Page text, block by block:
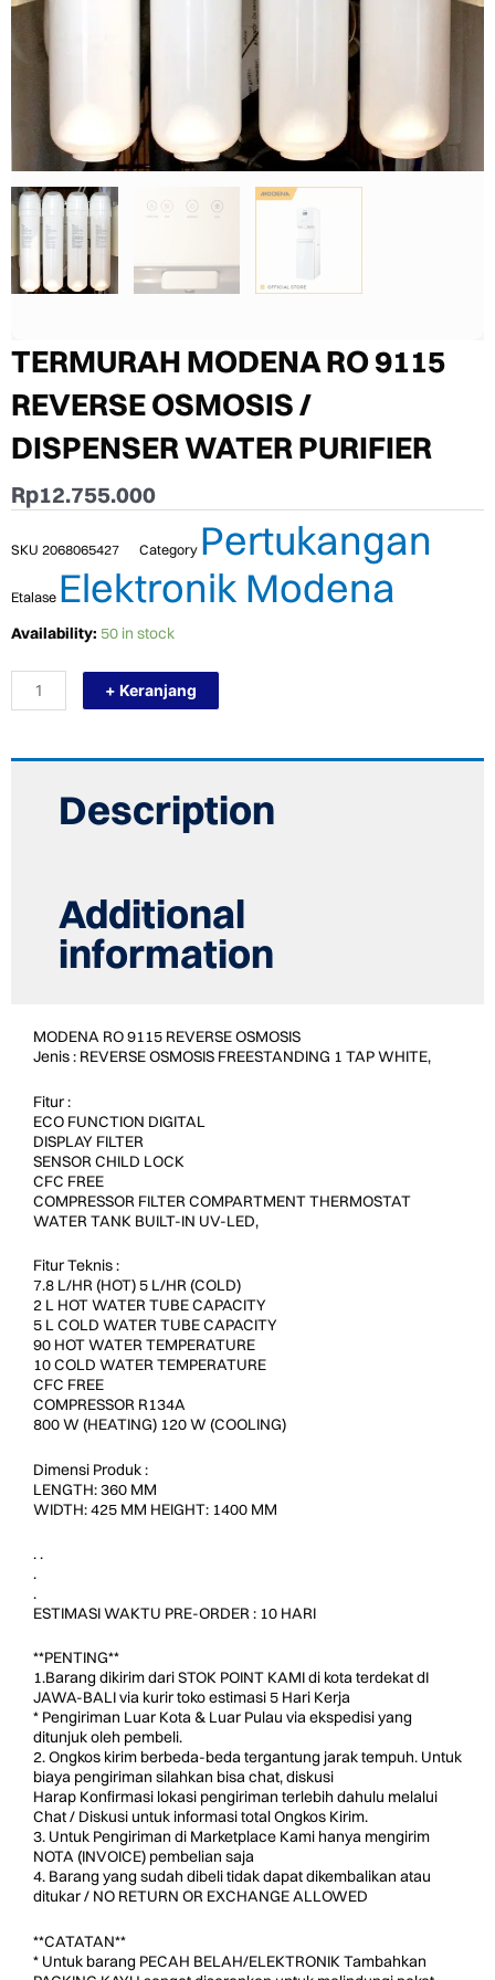
TERMURAH MODENA RO 9115
REVERSE OSMOSIS /
DISPENSER WATER PURIFIER
Rp12.755.000
SKU 2068065427 Category Pertukangan
Etalase Elektronik Modena
Availability: 50 in stock
TERMURAH
RO
9115
REVERSE
+ Keranjang
Description
Additional
information
MODENA RO 9115 REVERSE OSMOSIS
Jenis : REVERSE OSMOSIS FREESTANDING 1 TAP WHITE,
Fitur :
ECO FUNCTION DIGITAL
DISPLAY FILTER
SENSOR CHILD LOCK
CFC FREE
COMPRESSOR FILTER COMPARTMENT THERMOSTAT
WATER TANK BUILT-IN UV-LED,
Fitur Teknis :
7.8 L/HR (HOT) 5 L/HR (COLD)
2 L HOT WATER TUBE CAPACITY
5 L COLD WATER TUBE CAPACITY
90 HOT WATER TEMPERATURE
10 COLD WATER TEMPERATURE
CFC FREE
COMPRESSOR R134A
800 W (HEATING) 120 W (COOLING)
Dimensi Produk :
LENGTH: 360 MM
WIDTH: 425 MM HEIGHT: 1400 MM
. .
.
.
ESTIMASI WAKTU PRE-ORDER : 10 HARI
**PENTING**
1.Barang dikirim dari STOK POINT KAMI di kota terdekat dI
JAWA-BALI via kurir toko estimasi 5 Hari Kerja
* Pengiriman Luar Kota & Luar Pulau via ekspedisi yang
ditunjuk oleh pembeli.
2. Ongkos kirim berbeda-beda tergantung jarak tempuh. Untuk
biaya pengiriman silahkan bisa chat, diskusi
Harap Konfirmasi lokasi pengiriman terlebih dahulu melalui
Chat / Diskusi untuk informasi total Ongkos Kirim.
3. Untuk Pengiriman di Marketplace Kami hanya mengirim
NOTA (INVOICE) pembelian saja
4. Barang yang sudah dibeli tidak dapat dikembalikan atau
ditukar / NO RETURN OR EXCHANGE ALLOWED
**CATATAN**
* Untuk barang PECAH BELAH/ELEKTRONIK Tambahkan